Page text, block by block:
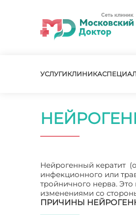
УСЛУГИКЛИНИКА
Нейрогенный кератит
инфекционного или
тройничного нерва.
изменениями со
ПРИЧИНЫ